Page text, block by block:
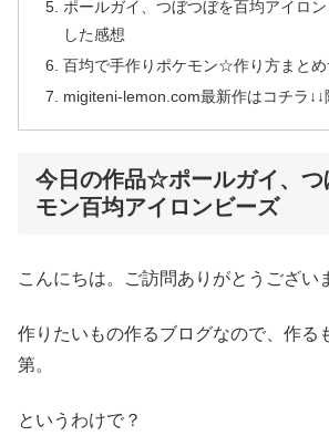
ポールガイ、つぼつぼを百均アイロ
した感想
百均で手作りポケモン☆作り方まとめ
migiteni-lemon.com最新作はコチラ↓↓
今日の作品☆ポールガイ、
モン百均アイロンビーズ
こんにちは。ご訪問ありがとうござ
作りたいもの作るブログなので、作る
第。
というわけで？